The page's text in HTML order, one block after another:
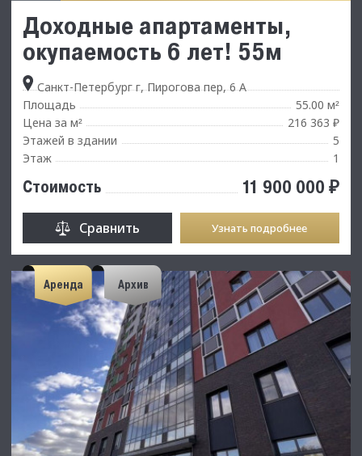
Доходные апартаменты,
окупаемость 6 лет! 55м
Санкт-Петербург г, Пирогова пер, 6 А
Площадь
55.00 м²
Цена за м²
216 363 ₽
Этажей в здании
5
Этаж
1
Стоимость 11 900 000 ₽
Сравнить Узнать подробнее
Аренда Архив